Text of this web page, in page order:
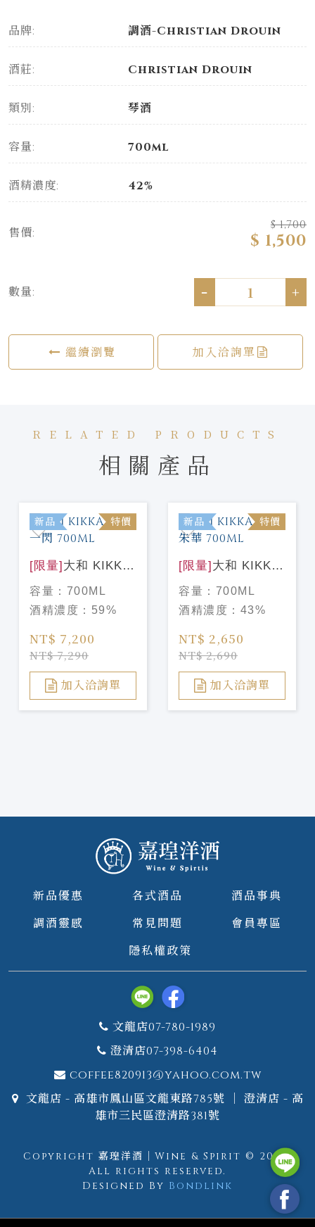
品牌: 調酒-Christian Drouin
酒莊: Christian Drouin
類別: 琴酒
容量: 700ml
酒精濃度: 42%
售價:
$ 1,700
$ 1,500
數量: - +
繼續瀏覽 加入洽詢單
RELATED PRODUCTS
相關產品
新品 特價
[限量] 大和 KIKKA
GIN 一閃 700ML
容量： 700ML
酒精濃度： 59%
NT$ 7,200
NT$ 7,290
加入洽詢單
新品 特價
[限量] 大和 KIKKA
GIN 朱華 700ML
容量： 700ML
酒精濃度： 43%
NT$ 2,650
NT$ 2,690
加入洽詢單
新品優惠 各式酒品
酒品事典
調酒靈感
常見問題
會員專區
隱私權政策
文龍店07-780-1989
澄清店07-398-6404
coffee820913@yahoo.com.tw
文龍店 - 高雄市鳳山區文龍東路785號 ｜ 澄清店 - 高
雄市三民區澄清路381號
Copyright 嘉瑝洋酒｜Wine & Spirit © 2026.
All rights reserved.
Designed By Bondlink